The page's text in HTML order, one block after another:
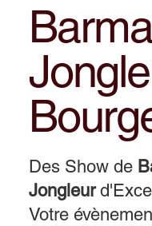
Des Show de
Jongleur
Votre